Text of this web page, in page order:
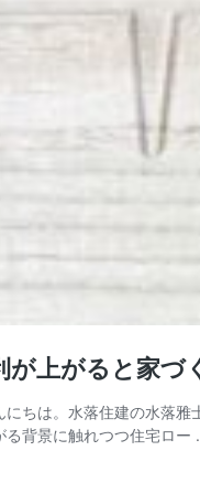
が上がると家づ
にちは。水落住建の水落
る背景に触れつつ住宅ロー